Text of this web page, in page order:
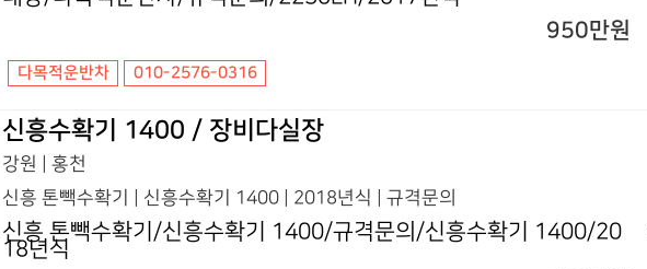
950만원
다목적운반차 010-2576-0316
신흥수확기 1400 / 장비다실장
강원 | 홍천
신흥 톤빽수확기 | 신흥수확기 1400 | 2018년식 | 규격문의
신흥 톤빽수확기/신흥수확기 1400/규격문의/신흥수확기 1400/20
18년식